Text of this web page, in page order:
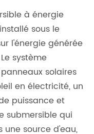
à énergie
sous le
l'énergie générée
système
solaires
en électricité, un
puissance et
submersible qui
source d'eau,